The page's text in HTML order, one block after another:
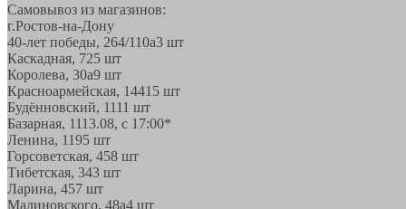
Самовывоз из магазинов:
г.Ростов-на-Дону
40-лет победы, 264/110а3 шт
Каскадная, 725 шт
Королева, 30а9 шт
Красноармейская, 14415 шт
Будённовский, 1111 шт
Базарная, 1113.08, с 17:00*
Ленина, 1195 шт
Горсоветская, 458 шт
Тибетская, 343 шт
Ларина, 457 шт
Малиновского, 48а4 шт